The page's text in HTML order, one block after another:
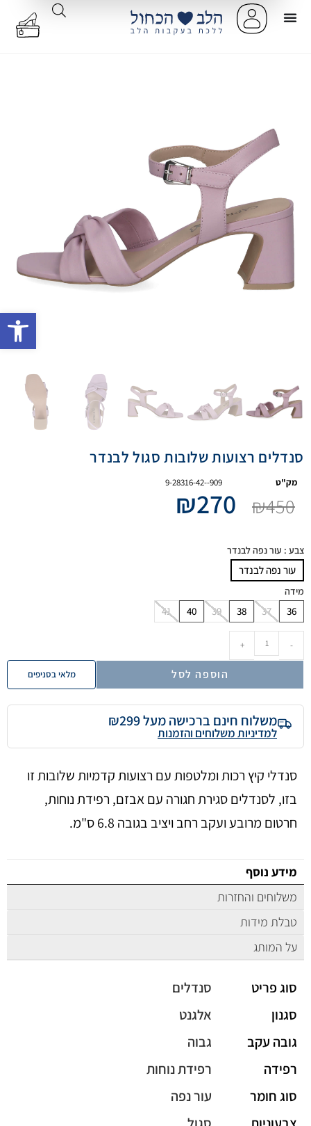
סנדלים רצועות שלובות סגול לבנדר
מק"ט 9-28316-42--909
₪450
₪270
צבע : עור נפה לבנדר
עור נפה לבנדר
מידה
36
37
38
39
40
41
-
+
הוספה לסל מלאי בסניפים
משלוח חינם ברכישה מעל ₪299
למדיניות משלוחים והזמנות
סנדלי קיץ רכות ומלטפות עם רצועות קדמיות שלובות זו
בזו, לסנדלים סגירת חגורה עם אבזם, רפידת נוחות,
חרטום מרובע ועקב רחב ויציב בגובה 6.8 ס"מ.
מידע נוסף
משלוחים והחזרות
טבלת מידות
על המותג
סוג פריט
סנדלים
סגנון
אלגנט
גובה עקב
גבוה
רפידה
רפידת נוחות
סוג חומר
עור נפה